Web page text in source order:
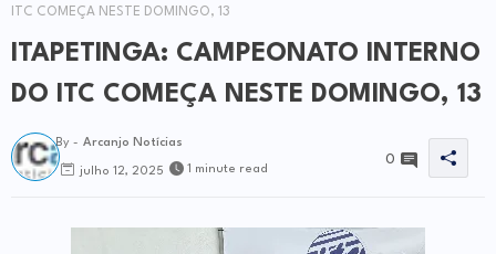
ITC COMEÇA NESTE DOMINGO, 13
ITAPETINGA: CAMPEONATO INTERNO
DO ITC COMEÇA NESTE DOMINGO, 13
By - Arcanjo Notícias
julho 12, 2025 1 minute read
0